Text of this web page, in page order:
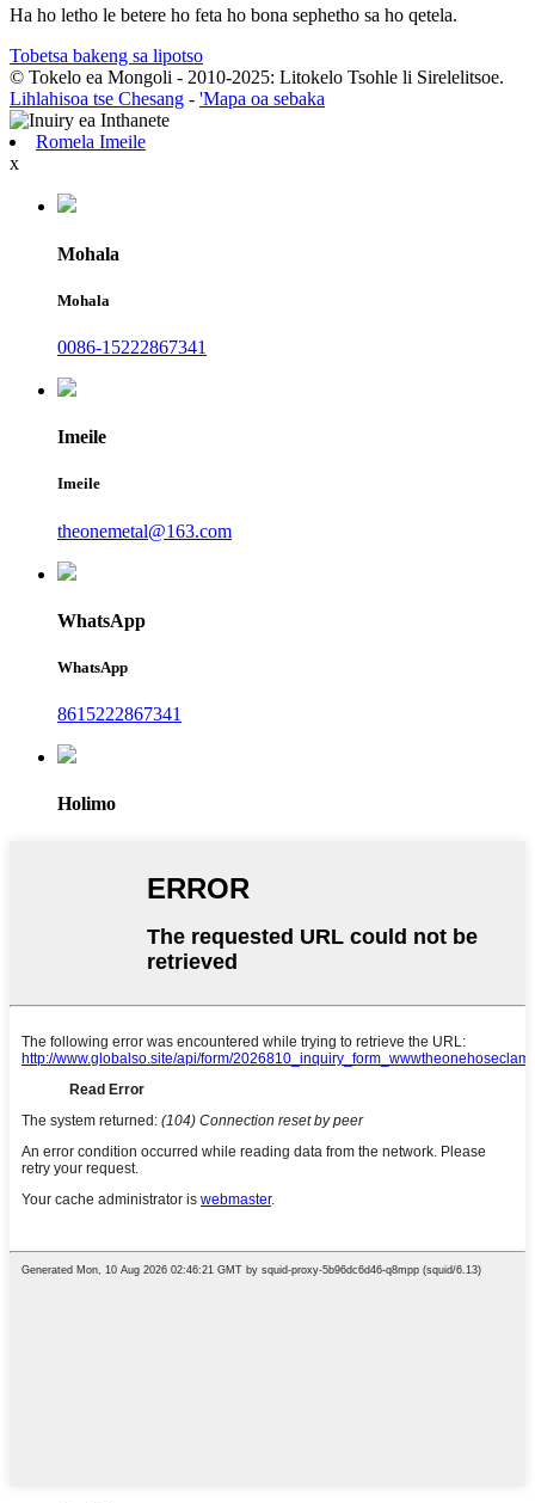
Ha ho letho le betere ho feta ho bona sephetho sa ho qetela.
Tobetsa bakeng sa lipotso
© Tokelo ea Mongoli - 2010-2025: Litokelo Tsohle li Sirelelitsoe.
Lihlahisoa tse Chesang - 'Mapa oa sebaka
Romela Imeile
x
Mohala
Mohala
0086-15222867341
Imeile
Imeile
theonemetal@163.com
WhatsApp
WhatsApp
8615222867341
Holimo